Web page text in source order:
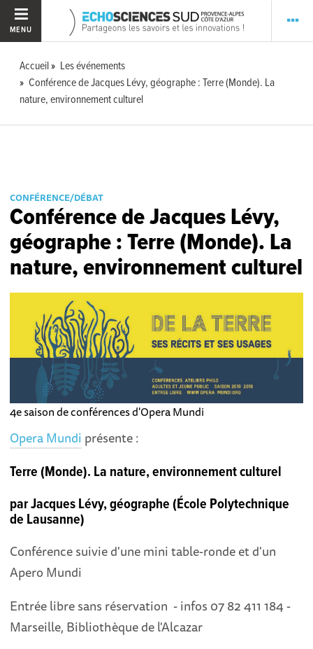
MENU
Accueil
Les événements
Conférence de Jacques Lévy, géographe : Terre (Monde). La
nature, environnement culturel
CONFÉRENCE/DÉBAT
Conférence de Jacques Lévy,
géographe : Terre (Monde). La
nature, environnement culturel
4e saison de conférences d'Opera Mundi
Opera Mundi présente :
Terre (Monde). La nature, environnement culturel
par Jacques Lévy, géographe (École Polytechnique
de Lausanne)
Conférence suivie d'une mini table-ronde et d'un
Apero Mundi
Entrée libre sans réservation - infos 07 82 411 184 -
Marseille, Bibliothèque de l'Alcazar